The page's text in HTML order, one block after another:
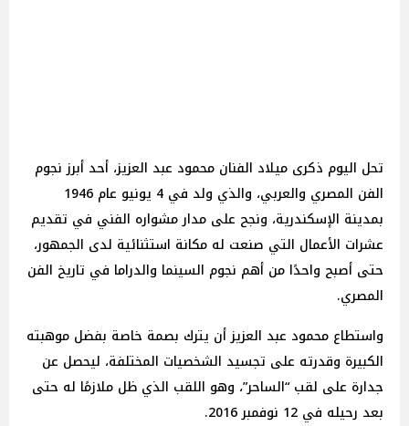
تحل اليوم ذكرى ميلاد الفنان محمود عبد العزيز، أحد أبرز نجوم
الفن المصري والعربي، والذي ولد في 4 يونيو عام 1946
بمدينة الإسكندرية، ونجح على مدار مشواره الفني في تقديم
عشرات الأعمال التي صنعت له مكانة استثنائية لدى الجمهور،
حتى أصبح واحدًا من أهم نجوم السينما والدراما في تاريخ الفن
المصري.
واستطاع محمود عبد العزيز أن يترك بصمة خاصة بفضل موهبته
الكبيرة وقدرته على تجسيد الشخصيات المختلفة، ليحصل عن
جدارة على لقب “الساحر”، وهو اللقب الذي ظل ملازمًا له حتى
بعد رحيله في 12 نوفمبر 2016.